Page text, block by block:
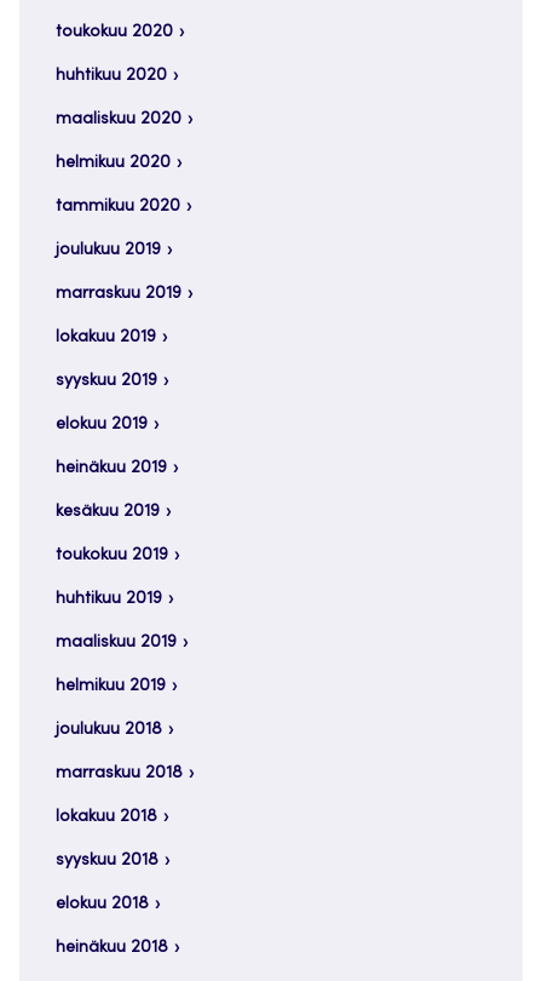
toukokuu 2020
huhtikuu 2020
maaliskuu 2020
helmikuu 2020
tammikuu 2020
joulukuu 2019
marraskuu 2019
lokakuu 2019
syyskuu 2019
elokuu 2019
heinäkuu 2019
kesäkuu 2019
toukokuu 2019
huhtikuu 2019
maaliskuu 2019
helmikuu 2019
joulukuu 2018
marraskuu 2018
lokakuu 2018
syyskuu 2018
elokuu 2018
heinäkuu 2018